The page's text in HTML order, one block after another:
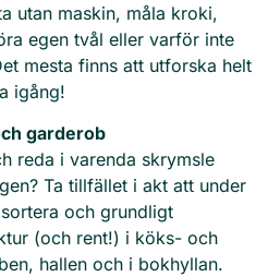
utan maskin, måla kroki,
egen tvål eller varför inte
mesta finns att utforska helt
igång!
garderob
reda i varenda skrymsle
Ta tillfället i akt att under
och grundligt
(och rent!) i köks- och
hallen och i bokhyllan.